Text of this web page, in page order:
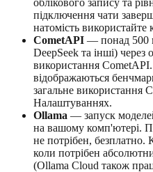
підключення чати
натомість
CometAPI — понад 500
DeepSeek та інші)
використання
відображаються
загальне використання
Налаштуваннях.
Ollama — запуск
на вашому комп'ютері.
не потрібен,
коли потрібен
(Ollama Cloud також